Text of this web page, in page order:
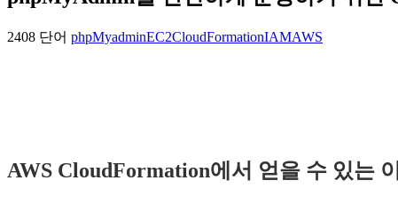
2408 단어 phpMyadminEC2CloudFormationIAMAWS
AWS CloudFormation에서 얻을 수 있는